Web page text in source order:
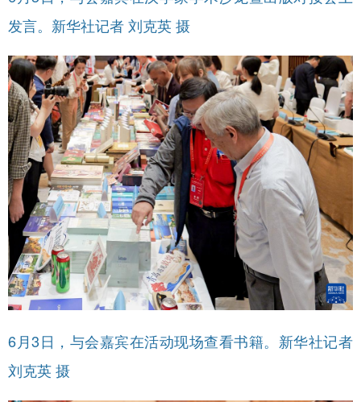
发言。新华社记者 刘克英 摄
6月3日，与会嘉宾在活动现场查看书籍。新华社记者
刘克英 摄